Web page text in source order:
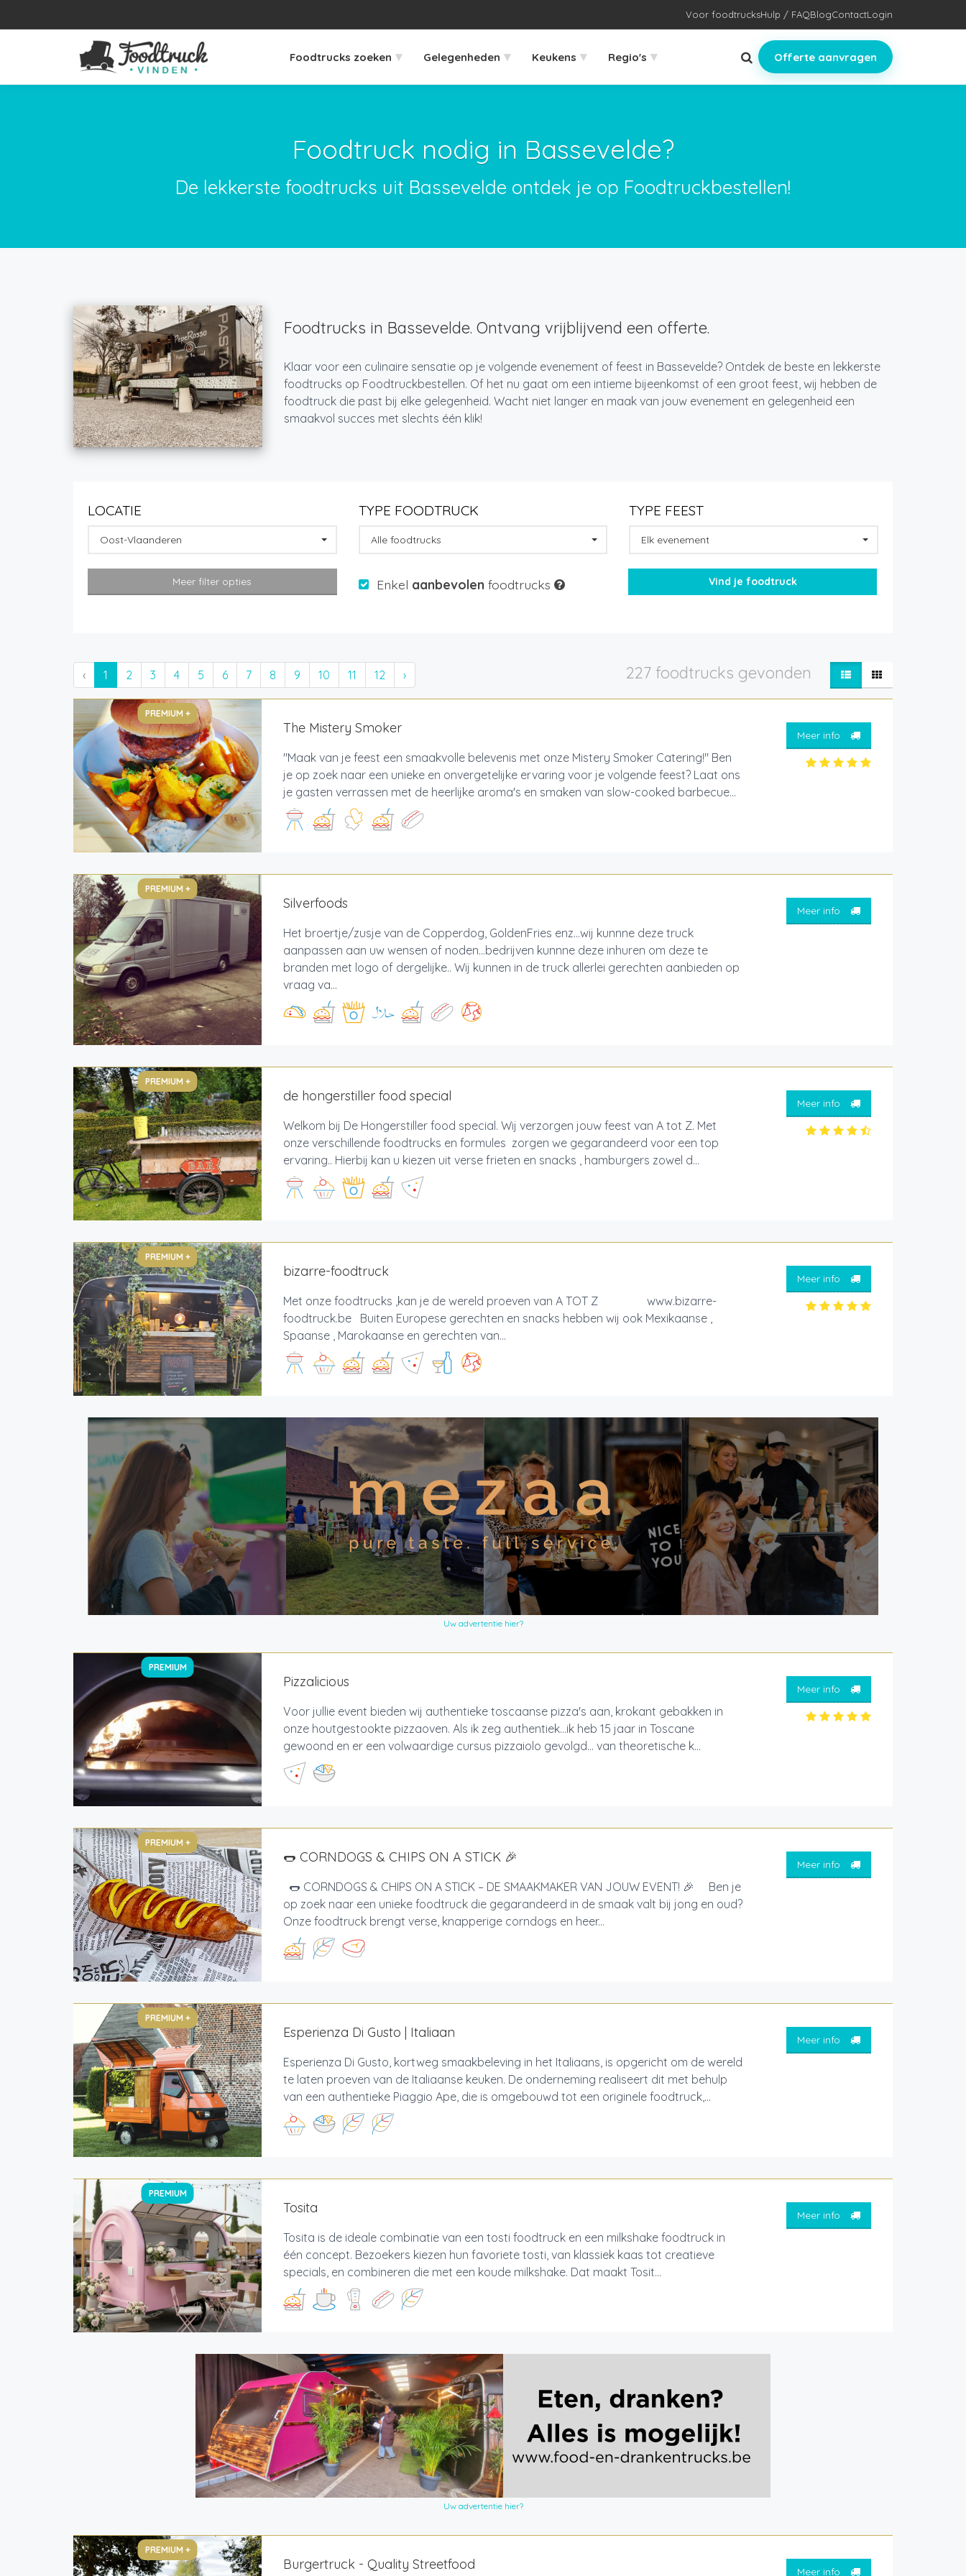
Voor foodtrucksHulp / FAQBlogContactLogin
Foodtrucks zoeken ▾ Gelegenheden ▾ Keukens ▾ Regio's ▾ Offerte aanvragen
Foodtruck nodig in Bassevelde?
De lekkerste foodtrucks uit Bassevelde ontdek je op Foodtruckbestellen!
Foodtrucks in Bassevelde. Ontvang vrijblijvend een offerte.
Klaar voor een culinaire sensatie op je volgende evenement of feest in Bassevelde? Ontdek de beste en lekkerste
foodtrucks op Foodtruckbestellen. Of het nu gaat om een intieme bijeenkomst of een groot feest, wij hebben de
foodtruck die past bij elke gelegenheid. Wacht niet langer en maak van jouw evenement en gelegenheid een
smaakvol succes met slechts één klik!
LOCATIE
Oost-Vlaanderen
TYPE FOODTRUCK
Alle foodtrucks
TYPE FEEST
Elk evenement
Meer filter opties Enkel aanbevolen foodtrucks
‹ 1 2 3 4 5 6 7 8 9 10 11 12 › 227 foodtrucks gevonden
PREMIUM +
The Mistery Smoker
"Maak van je feest een smaakvolle belevenis met onze Mistery Smoker Catering!" Ben
je op zoek naar een unieke en onvergetelijke ervaring voor je volgende feest? Laat ons
je gasten verrassen met de heerlijke aroma's en smaken van slow-cooked barbecue...
Meer info
PREMIUM +
Silverfoods
Het broertje/zusje van de Copperdog, GoldenFries enz...wij kunnne deze truck
aanpassen aan uw wensen of noden...bedrijven kunnne deze inhuren om deze te
branden met logo of dergelijke.. Wij kunnen in de truck allerlei gerechten aanbieden op
vraag va...
Meer info
PREMIUM +
de hongerstiller food special
Welkom bij De Hongerstiller food special. Wij verzorgen jouw feest van A tot Z. Met
onze verschillende foodtrucks en formules zorgen we gegarandeerd voor een top
ervaring.. Hierbij kan u kiezen uit verse frieten en snacks , hamburgers zowel d...
Meer info
PREMIUM +
bizarre-foodtruck
Met onze foodtrucks ,kan je de wereld proeven van A TOT Z www.bizarre-
foodtruck.be Buiten Europese gerechten en snacks hebben wij ook Mexikaanse ,
Spaanse , Marokaanse en gerechten van...
Meer info
Uw advertentie hier?
PREMIUM
Pizzalicious
Voor jullie event bieden wij authentieke toscaanse pizza's aan, krokant gebakken in
onze houtgestookte pizzaoven. Als ik zeg authentiek…ik heb 15 jaar in Toscane
gewoond en er een volwaardige cursus pizzaiolo gevolgd… van theoretische k...
Meer info
PREMIUM +
🌭 CORNDOGS & CHIPS ON A STICK 🎉
🌭 CORNDOGS & CHIPS ON A STICK – DE SMAAKMAKER VAN JOUW EVENT! 🎉 Ben je
op zoek naar een unieke foodtruck die gegarandeerd in de smaak valt bij jong en oud?
Onze foodtruck brengt verse, knapperige corndogs en heer...
Meer info
PREMIUM +
Esperienza Di Gusto | Italiaan
Esperienza Di Gusto, kortweg smaakbeleving in het Italiaans, is opgericht om de wereld
te laten proeven van de Italiaanse keuken. De onderneming realiseert dit met behulp
van een authentieke Piaggio Ape, die is omgebouwd tot een originele foodtruck,...
Meer info
PREMIUM
Tosita
Tosita is de ideale combinatie van een tosti foodtruck en een milkshake foodtruck in
één concept. Bezoekers kiezen hun favoriete tosti, van klassiek kaas tot creatieve
specials, en combineren die met een koude milkshake. Dat maakt Tosit...
Meer info
Uw advertentie hier?
PREMIUM +
Burgertruck - Quality Streetfood Meer info